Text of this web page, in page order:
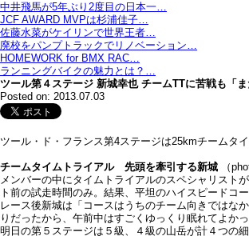
中井飛馬が5年ぶり2度目の日本一…
JCF AWARD MVPは杉浦佳子…
佐藤水菜がケイリンで世界王者…
廃校をパンプトラックでリノベーション…
HOMEWORK for BMX RAC…
ランニングバイクの魅力とは？…
ツール第４ステージ 新城幸也 チームTTに苦戦も「
Posted on: 2013.07.03
ツール・ド・フランス第4ステージは25kmチームタ
チームタイムトライアル 先頭を牽引する新城 （
メンバーの中にタイムトライアルのスペシャリスト
ト前の試走時間のみ。結果、平坦のハイスピードコ
レース後新城は「コースはうちのチーム向きではな
りだったから、午前中はすごくゆっくり眠れてよか
明日の第５ステージは５級、４級の山岳が計４つの